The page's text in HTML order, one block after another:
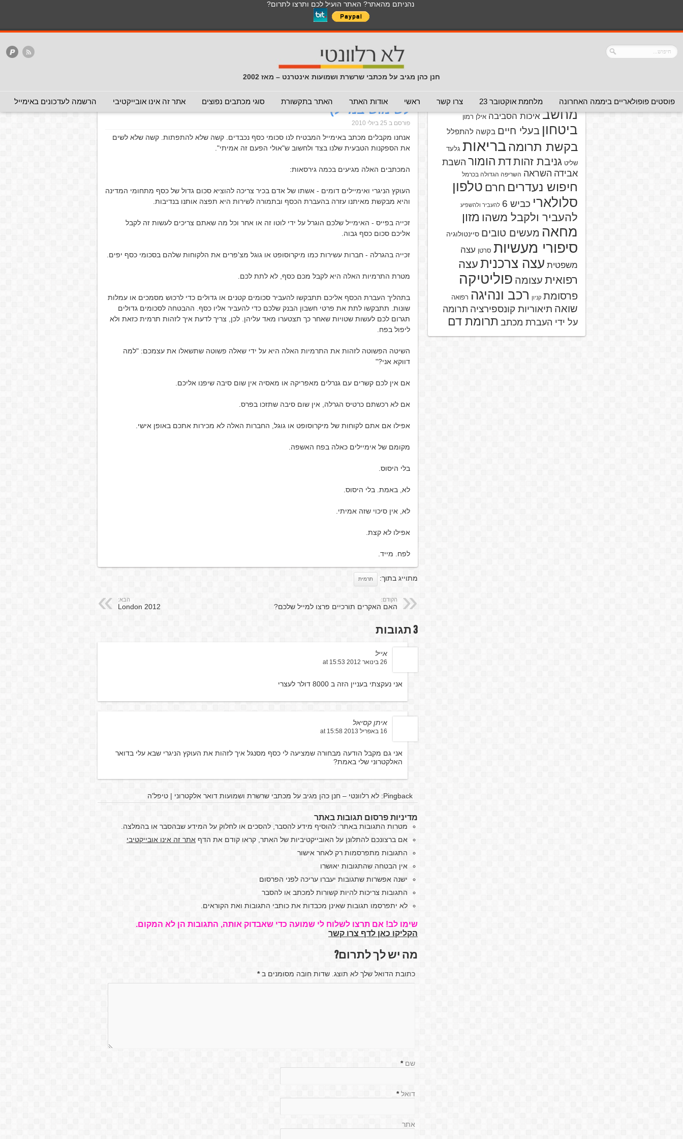
נהניתם מהאתר? האתר הועיל לכם ותרצו לתרום?
חנן כהן מגיב על מכתבי שרשרת ושמועות אינטרנט – מאז 2002
פוסטים פופולאריים ביממה האחרונה מלחמת אוקטובר 23 צרו קשר ראשי אודות האתר האתר בתקשורת סוגי מכתבים נפוצים אתר זה אינו אובייקטיבי הרשמה לעדכונים באימייל
לכל התכנים באתר בנושא נגיף הקורונה
כללי מכתב חוזר מכתבים נפוצים המלצה - לא להעביר המלצה - אפשר להעביר
המלצה - לכאן ולכאן
הנך כאן:דף הבית/עזרה לשימוש במייל/איך לזהות את העוקץ הניגרי ותרמיות דומות
לשימוש במייל)
פורסם ב 25 ביולי 2010
אנחנו מקבלים מכתב באימייל המבטיח לנו סכומי כסף נכבדים. קשה שלא להתפתות. קשה שלא לשים
את הספקנות הטבעית שלנו בצד ולחשוב ש"אולי הפעם זה אמיתי".
המכתבים האלה מגיעים בכמה גירסאות:
העוקץ הניגרי ואימיילים דומים - אשתו של אדם בכיר צריכה להוציא סכום גדול של כסף מתחומי המדינה
והיא מבקשת מאיתנו עזרה בהעברת הכסף ובתמורה לשירות היא תפצה אותנו בנדיבות.
זכייה בפייס - האימייל שלכם הוגרל על ידי לוטו זה או אחר וכל מה שאתם צריכים לעשות זה לקבל
אליכם סכום כסף גבוה.
זכייה בהגרלה - חברות עשירות כמו מיקרוסופט או גוגל מצ'פרים את הלקוחות שלהם בסכומי כסף יפים.
מטרת התרמיות האלה היא לקבל מכם כסף, לא לתת לכם.
בתהליך העברת הכסף אליכם תתבקשו להעביר סכומים קטנים או גדולים כדי לרכוש מסמכים או עמלות
שונות. תתבקשו לתת את פרטי חשבון הבנק שלכם כדי להעביר אליו כסף. ההבטחה לסכומים גדולים
תגרום לכם לעשות שטויות שאחר כך תצטערו מאד עליהן. לכן, צריך לדעת איך לזהות תרמית כזאת ולא
ליפול בפח.
השיטה הפשוטה לזהות את התרמיות האלה היא על ידי שאלה פשוטה שתשאלו את עצמכם: "למה
דווקא אני?"
אם אין לכם קשרים עם גנרלים מאפריקה או מאסיה אין שום סיבה שיפנו אליכם.
אם לא רכשתם כרטיס הגרלה, אין שום סיבה שתזכו בפרס.
אפילו אם אתם לקוחות של מיקרוסופט או גוגל, החברות האלה לא מכירות אתכם באופן אישי.
מקומם של אימיילים כאלה בפח האשפה.
בלי היסוס.
לא, באמת. בלי היסוס.
לא, אין סיכוי שזה אמיתי.
אפילו לא קצת.
לפח. מייד.
מתוייג בתוך: תרמית
הקודם:
האם האקרים תורכיים פרצו למייל שלכם?
הבא:
London 2012
3 תגובות
אייל
26 בינואר 2012 at 15:53
אני נעקצתי בעניין הזה ב 8000 דולר לעצרי
איתן קסיאל
16 באפריל 2013 at 15:58
אני גם מקבל הודעה מבחורה שמציעה לי כסף מסנגל איך לזהות את העוקץ הניגרי שבא עלי בדואר
האלקטרוני שלי באמת?
Pingback: לא רלוונטי – חנן כהן מגיב על מכתבי שרשרת ושמועות דואר אלקטרוני | טיפל'ה
מדיניות פרסום תגובות באתר
מטרות התגובות באתר: להוסיף מידע להסבר, להסכים או לחלוק על המידע שבהסבר או בהמלצה.
אם ברצונכם להתלונן על האובייקטיביות של האתר, קראו קודם את הדף אתר זה אינו אובייקטיבי
התגובות מתפרסמות רק לאחר אישור
אין הבטחה שהתגובות יאושרו
ישנה אפשרות שתגובות יעברו עריכה לפני הפרסום
התגובות צריכות להיות קשורות למכתב או להסבר
לא יתפרסמו תגובות שאינן מכבדות את כותבי התגובות ואת הקוראים.
שימו לב! אם תרצו לשלוח לי שמועה כדי שאבדוק אותה, התגובות הן לא המקום.
הקליקו כאן לדף צרו קשר
מה יש לך לתרום?
כתובת הדואל שלך לא תוצג. שדות חובה מסומנים ב*
שם *
דואל *
אתר
מפני מוצריםאזהרת וירוס
מחשב איכות הסביבה אילן רמון
ביטחון בעלי חיים בקשה להתפלל
בקשת תרומהבריאות גלעד
שליט גניבת זהותדת הומור השבת
אבידה השראה השריפה הגדולה בכרמל
חיפוש נעדרים חרם טלפון
סלולארי כביש 6 להעביר ולהשפיע
להעביר ולקבל משהו מזון
מחאה מעשים טובים סיינטולוגיה
סיפורי מעשיות סרטן עצה
משפטית עצה צרכנית עצה
רפואית עצומה פוליטיקה
פרסומת קניון רכב ונהיגה רפואה
שואה תיאוריות קונספירציה תרומה
על ידי העברת מכתב תרומת דם